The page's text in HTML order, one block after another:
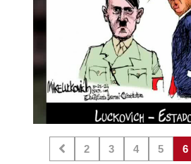
2 3 4 5 6